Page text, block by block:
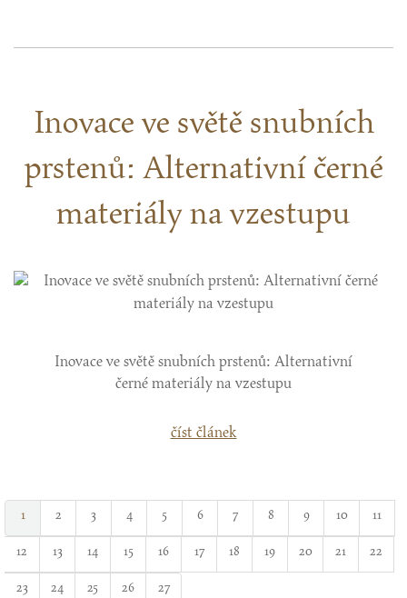
Inovace ve světě snubních
prstenů: Alternativní černé
materiály na vzestupu
Inovace ve světě snubních prstenů: Alternativní
černé materiály na vzestupu
číst článek
1 2 3 4 5 6 7 8 9 10 11
12 13 14 15 16 17 18 19 20 21 22
23 24 25 26 27